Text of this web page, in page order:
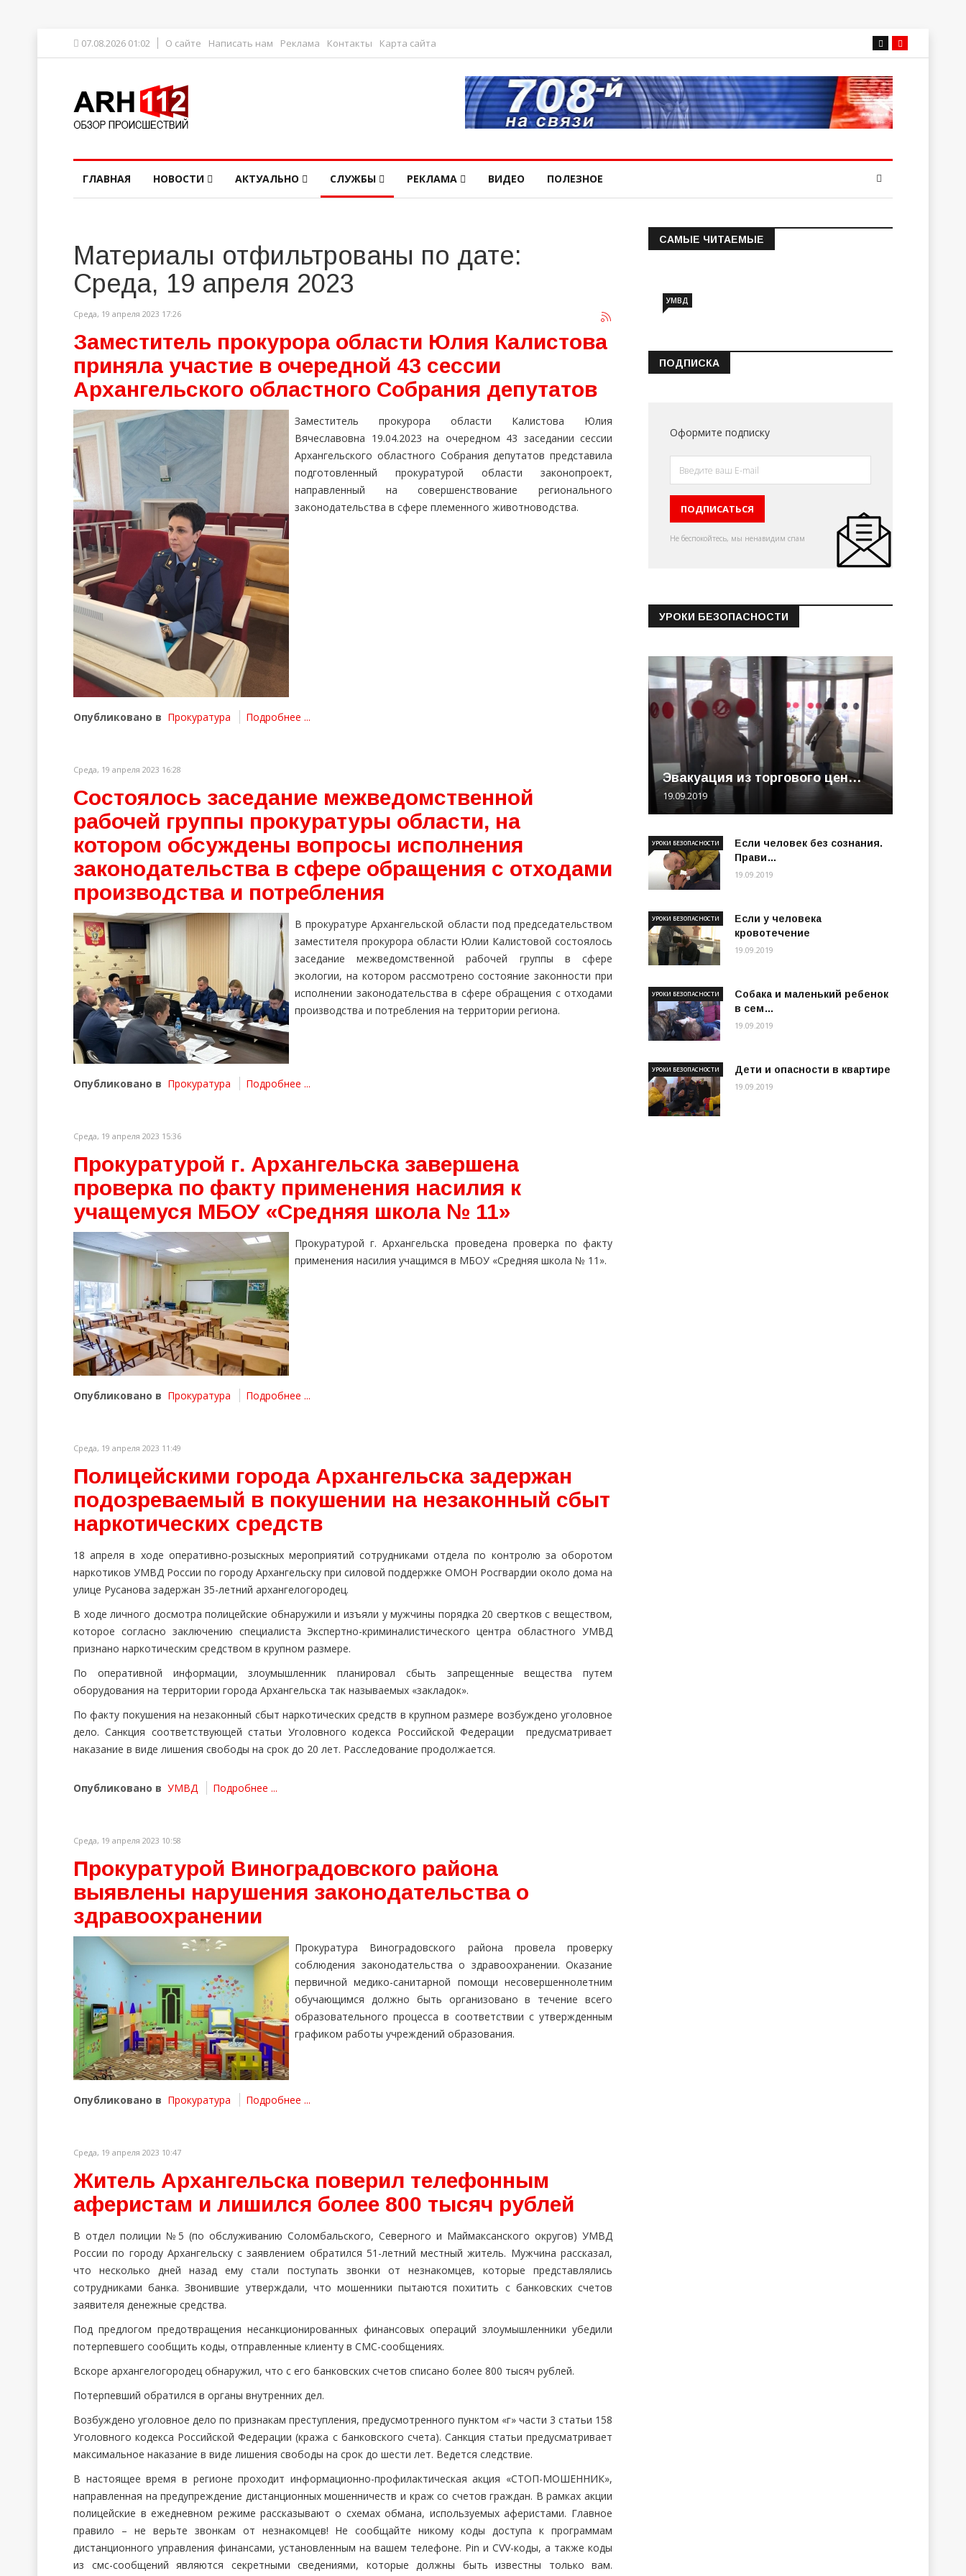
07.08.2026 01:02 О сайте Написать нам Реклама Контакты Карта сайта
ГЛАВНАЯ НОВОСТИ АКТУАЛЬНО СЛУЖБЫ РЕКЛАМА ВИДЕО ПОЛЕЗНОЕ
Материалы отфильтрованы по дате:
Среда, 19 апреля 2023
Среда, 19 апреля 2023 17:26
Заместитель прокурора области Юлия Калистова
приняла участие в очередной 43 сессии
Архангельского областного Собрания депутатов
Заместитель прокурора области Калистова Юлия
Вячеславовна 19.04.2023 на очередном 43 заседании сессии
Архангельского областного Собрания депутатов представила
подготовленный прокуратурой области законопроект,
направленный на совершенствование регионального
законодательства в сфере племенного животноводства.
Опубликовано в Прокуратура Подробнее ...
Среда, 19 апреля 2023 16:28
Состоялось заседание межведомственной
рабочей группы прокуратуры области, на
котором обсуждены вопросы исполнения
законодательства в сфере обращения с отходами
производства и потребления
В прокуратуре Архангельской области под председательством
заместителя прокурора области Юлии Калистовой состоялось
заседание межведомственной рабочей группы в сфере
экологии, на котором рассмотрено состояние законности при
исполнении законодательства в сфере обращения с отходами
производства и потребления на территории региона.
Опубликовано в Прокуратура Подробнее ...
Среда, 19 апреля 2023 15:36
Прокуратурой г. Архангельска завершена
проверка по факту применения насилия к
учащемуся МБОУ «Средняя школа № 11»
Прокуратурой г. Архангельска проведена проверка по факту
применения насилия учащимся в МБОУ «Средняя школа № 11».
Опубликовано в Прокуратура Подробнее ...
Среда, 19 апреля 2023 11:49
Полицейскими города Архангельска задержан
подозреваемый в покушении на незаконный сбыт
наркотических средств
18 апреля в ходе оперативно-розыскных мероприятий сотрудниками отдела по контролю за оборотом
наркотиков УМВД России по городу Архангельску при силовой поддержке ОМОН Росгвардии около дома на
улице Русанова задержан 35-летний архангелогородец.
В ходе личного досмотра полицейские обнаружили и изъяли у мужчины порядка 20 свертков с веществом,
которое согласно заключению специалиста Экспертно-криминалистического центра областного УМВД
признано наркотическим средством в крупном размере.
По оперативной информации, злоумышленник планировал сбыть запрещенные вещества путем
оборудования на территории города Архангельска так называемых «закладок».
По факту покушения на незаконный сбыт наркотических средств в крупном размере возбуждено уголовное
дело. Санкция соответствующей статьи Уголовного кодекса Российской Федерации предусматривает
наказание в виде лишения свободы на срок до 20 лет. Расследование продолжается.
Опубликовано в УМВД Подробнее ...
Среда, 19 апреля 2023 10:58
Прокуратурой Виноградовского района
выявлены нарушения законодательства о
здравоохранении
Прокуратура Виноградовского района провела проверку
соблюдения законодательства о здравоохранении. Оказание
первичной медико-санитарной помощи несовершеннолетним
обучающимся должно быть организовано в течение всего
образовательного процесса в соответствии с утвержденным
графиком работы учреждений образования.
Опубликовано в Прокуратура Подробнее ...
Среда, 19 апреля 2023 10:47
Житель Архангельска поверил телефонным
аферистам и лишился более 800 тысяч рублей
В отдел полиции №5 (по обслуживанию Соломбальского, Северного и Маймаксанского округов) УМВД
России по городу Архангельску с заявлением обратился 51-летний местный житель. Мужчина рассказал,
что несколько дней назад ему стали поступать звонки от незнакомцев, которые представлялись
сотрудниками банка. Звонившие утверждали, что мошенники пытаются похитить с банковских счетов
заявителя денежные средства.
Под предлогом предотвращения несанкционированных финансовых операций злоумышленники убедили
потерпевшего сообщить коды, отправленные клиенту в СМС-сообщениях.
Вскоре архангелогородец обнаружил, что с его банковских счетов списано более 800 тысяч рублей.
Потерпевший обратился в органы внутренних дел.
Возбуждено уголовное дело по признакам преступления, предусмотренного пунктом «г» части 3 статьи 158
Уголовного кодекса Российской Федерации (кража с банковского счета). Санкция статьи предусматривает
максимальное наказание в виде лишения свободы на срок до шести лет. Ведется следствие.
В настоящее время в регионе проходит информационно-профилактическая акция «СТОП-МОШЕННИК»,
направленная на предупреждение дистанционных мошенничеств и краж со счетов граждан. В рамках акции
полицейские в ежедневном режиме рассказывают о схемах обмана, используемых аферистами. Главное
правило – не верьте звонкам от незнакомцев! Не сообщайте никому коды доступа к программам
дистанционного управления финансами, установленным на вашем телефоне. Pin и CVV-коды, а также коды
из смс-сообщений являются секретными сведениями, которые должны быть известны только вам.
САМЫЕ ЧИТАЕМЫЕ
Информация о состоянии
УМВД
ПОДПИСКА
Оформите подписку
Не беспокойтесь, мы ненавидим спам
УРОКИ БЕЗОПАСНОСТИ
Эвакуация из торгового цен…
19.09.2019
Если человек без сознания.
Прави…
УРОКИ БЕЗОПАСНОСТИ
19.09.2019
Если у человека
кровотечение
УРОКИ БЕЗОПАСНОСТИ
19.09.2019
Собака и маленький ребенок
в сем…
УРОКИ БЕЗОПАСНОСТИ
19.09.2019
Дети и опасности в квартире
УРОКИ БЕЗОПАСНОСТИ
19.09.2019